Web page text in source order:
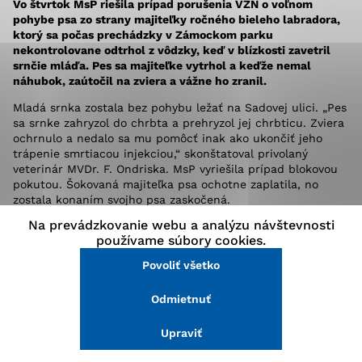
Vo štvrtok MsP riešila prípad porušenia VZN o voľnom
pohybe psa zo strany majiteľky ročného bieleho labradora,
ktorý sa počas prechádzky v Zámockom parku
nekontrolovane odtrhol z vôdzky, keď v blízkosti zavetril
srnčie mláďa. Pes sa majiteľke vytrhol a keďže nemal
náhubok, zaútočil na zviera a vážne ho zranil.
Mladá srnka zostala bez pohybu ležať na Sadovej ulici. „Pes
sa srnke zahryzol do chrbta a prehryzol jej chrbticu. Zviera
ochrnulo a nedalo sa mu pomôcť inak ako ukončiť jeho
trápenie smrtiacou injekciou,“ skonštatoval privolaný
veterinár MVDr. F. Ondriska. MsP vyriešila prípad blokovou
pokutou. Šokovaná majiteľka psa ochotne zaplatila, no
zostala konaním svojho psa zaskočená.
„Pes sa doteraz prejavoval ako hravý, priateľský
a spoločenský,“ sotva sa zmohla na slovo mladá žena, ktorá
nepôjde. Nie 200 Sk pokuty, ale šok z nevyspytateľného
bude poučením aj pre ostatných psičkárov.
Na prevádzkovanie webu a analýzu návštevnosti
používame súbory cookies.
Povoliť všetko
Odmietnuť
Upraviť
stránke a prístup k zabezpečeným oblastiam webovej
stránky. Bez týchto súborov cookie nemôže web
správne fungovať.
Analytické cookies
Analytické cookies pomáhajú prevádzkovateľovi stránok
pochopiť, ako návštevníci stránok stránku používajú,
aby mohol stránky optimalizovať a ponúknuť im lepšiu
skúsenosť. Všetky dáta sa zbierajú anonymne a nie je
možné ich spojiť s konkrétnou osobou.
Povoliť všetko
Uložiť nastavenia
Viac informácií